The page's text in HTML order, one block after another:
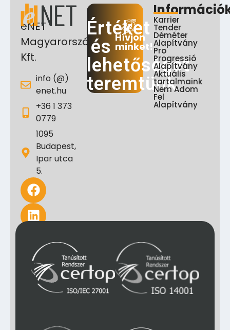
eNET
Magyarország
Kft.
info (@)
enet.hu
+36 1 373
0779
1095
Budapest,
Ipar utca
5.
Értéket
és
lehetőséget
teremtünk
Hívjon
minket!
Karrier
Tender
Déméter
Alapítvány
Pro
Progressió
Alapítvány
Aktuális
tartalmaink
Nem Adom
Fel
Alapítvány